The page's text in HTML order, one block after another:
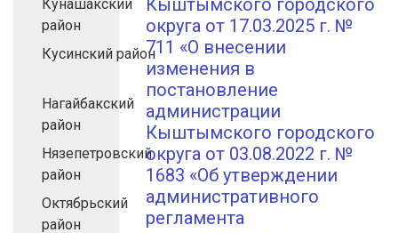
Кунашакский
район
Кусинский район
Нагайбакский
район
Нязепетровский
район
Октябрьский
район
Кыштымского городского
округа от 17.03.2025 г. №
711 «О внесении
изменения в
постановление
администрации
Кыштымского городского
округа от 03.08.2022 г. №
1683 «Об утверждении
административного
регламента